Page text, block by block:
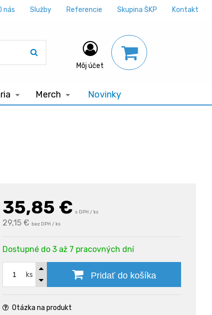
nás Služby Referencie Skupina ŠKP Kontakt
Môj účet
Merch Novinky
35,85 € s DPH / ks
29,15 € bez DPH / ks
Dostupné do 3 až 7 pracovných dní
ks Pridať do košíka
Otázka na produkt